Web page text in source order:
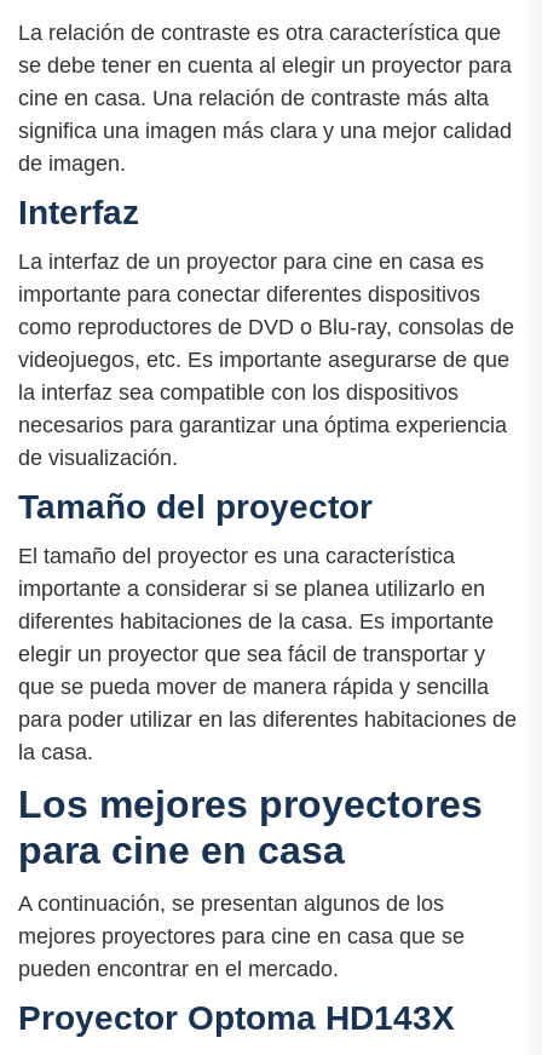
La relación de contraste es otra característica que
se debe tener en cuenta al elegir un proyector para
cine en casa. Una relación de contraste más alta
significa una imagen más clara y una mejor calidad
de imagen.
Interfaz
La interfaz de un proyector para cine en casa es
importante para conectar diferentes dispositivos
como reproductores de DVD o Blu-ray, consolas de
videojuegos, etc. Es importante asegurarse de que
la interfaz sea compatible con los dispositivos
necesarios para garantizar una óptima experiencia
de visualización.
Tamaño del proyector
El tamaño del proyector es una característica
importante a considerar si se planea utilizarlo en
diferentes habitaciones de la casa. Es importante
elegir un proyector que sea fácil de transportar y
que se pueda mover de manera rápida y sencilla
para poder utilizar en las diferentes habitaciones de
la casa.
Los mejores proyectores
para cine en casa
A continuación, se presentan algunos de los
mejores proyectores para cine en casa que se
pueden encontrar en el mercado.
Proyector Optoma HD143X